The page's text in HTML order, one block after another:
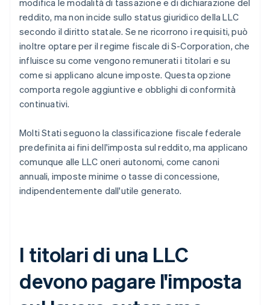
modifica le modalità di tassazione e di dichiarazione del
reddito, ma non incide sullo status giuridico della LLC
secondo il diritto statale. Se ne ricorrono i requisiti, può
inoltre optare per il regime fiscale di S-Corporation, che
influisce su come vengono remunerati i titolari e su
come si applicano alcune imposte. Questa opzione
comporta regole aggiuntive e obblighi di conformità
continuativi.
Molti Stati seguono la classificazione fiscale federale
predefinita ai fini dell'imposta sul reddito, ma applicano
comunque alle LLC oneri autonomi, come canoni
annuali, imposte minime o tasse di concessione,
indipendentemente dall'utile generato.
I titolari di una LLC
devono pagare l'imposta